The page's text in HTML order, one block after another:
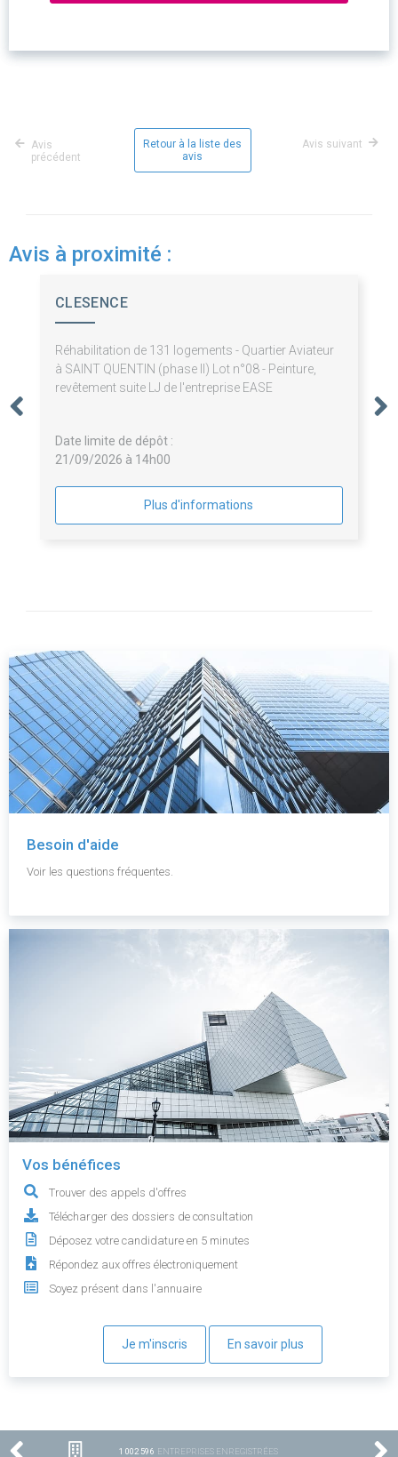
Avis
précédent
Retour à la liste des
avis
Avis suivant
Avis à proximité :
CLESENCE
Réhabilitation de 131 logements - Quartier Aviateur
à SAINT QUENTIN (phase II) Lot n°08 - Peinture,
revêtement suite LJ de l'entreprise EASE
Date limite de dépôt :
21/09/2026 à 14h00
Plus d'informations
Besoin d'aide
Voir les questions fréquentes.
Vos bénéfices
Trouver des appels d'offres
Télécharger des dossiers de consultation
Déposez votre candidature en 5 minutes
Répondez aux offres électroniquement
Soyez présent dans l'annuaire
Je m'inscris En savoir plus
1 002 596 ENTREPRISES ENREGISTRÉES